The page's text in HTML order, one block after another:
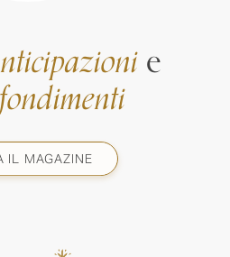
e
IL MAGAZINE